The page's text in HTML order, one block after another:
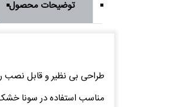
توضیحات محصول
طراحی بی نظیر و قابل نصب
مناسب استفاده در سونا